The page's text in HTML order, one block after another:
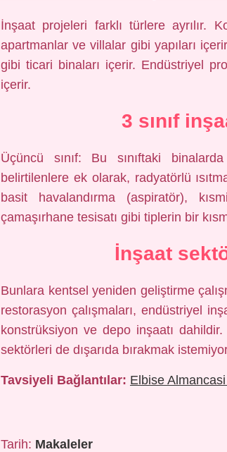
İnşaat projeleri farklı türlere ayrılır.
apartmanlar ve villalar gibi yapıları
gibi ticari binaları içerir. Endüstriyel
içerir.
3 sınıf
Üçüncü sınıf: Bu sınıftaki
belirtilenlere ek olarak, radyatörlü
basit havalandırma (aspiratör),
çamaşırhane tesisatı gibi tiplerin bir
İnşaat
Bunlara kentsel yeniden geliştirme
restorasyon çalışmaları, endüstriyel
konstrüksiyon ve depo inşaatı
sektörleri de dışarıda bırakmak
Tavsiyeli Bağlantılar: Elbise
Tarih: Makaleler